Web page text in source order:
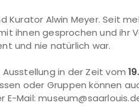
Kurator Alwin Meyer. Seit
ihnen gesprochen und
und nie natürlich war.
in der Zeit vom
oder Gruppen können
E-Mail: